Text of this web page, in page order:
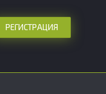
РЕГИСТРАЦИЯ